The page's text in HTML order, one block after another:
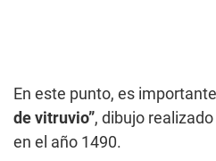
En este punto, es
de vitruvio”, dibujo
en el año 1490.